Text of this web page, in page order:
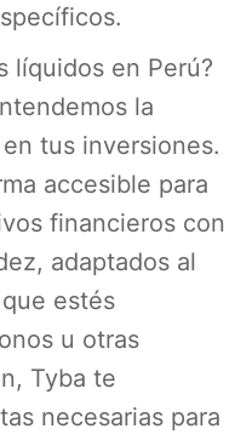
líquidos en Perú?
la
tus inversiones.
accesible para
financieros con
adaptados al
estés
u otras
Tyba te
necesarias para